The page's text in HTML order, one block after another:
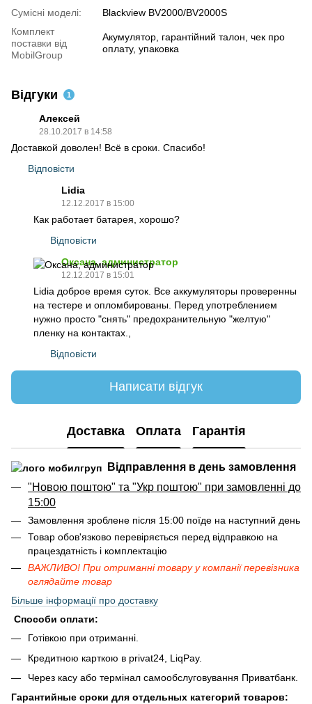
Сумісні моделі:
Blackview BV2000/BV2000S
Комплект
поставки від
MobilGroup
Акумулятор, гарантійний талон, чек про
оплату, упаковка
Відгуки 1
Алексей
28.10.2017 в 14:58
Доставкой доволен! Всё в сроки. Спасибо!
Відповісти
Lidia
12.12.2017 в 15:00
Как работает батарея, хорошо?
Відповісти
Оксана, администратор
12.12.2017 в 15:01
Lidia доброе время суток. Все аккумуляторы проверенны
на тестере и опломбированы. Перед употреблением
нужно просто "снять" предохранительную "желтую"
пленку на контактах.,
Відповісти
Написати відгук
Доставка Оплата Гарантія
Відправлення в день замовлення
"Новою поштою" та "Укр поштою" при замовленні до
15:00
Замовлення зроблене після 15:00 поїде на наступний день
Товар обов'язково перевіряється перед відправкою на
працездатність і комплектацію
ВАЖЛИВО! При отриманні товару у компанії перевізника
оглядайте товар
Більше інформації про доставку
Способи оплати:
Готівкою при отриманні.
Кредитною карткою в privat24, LiqPay.
Через касу або термінал самообслуговування Приватбанк.
Гарантийные сроки для отдельных категорий товаров: